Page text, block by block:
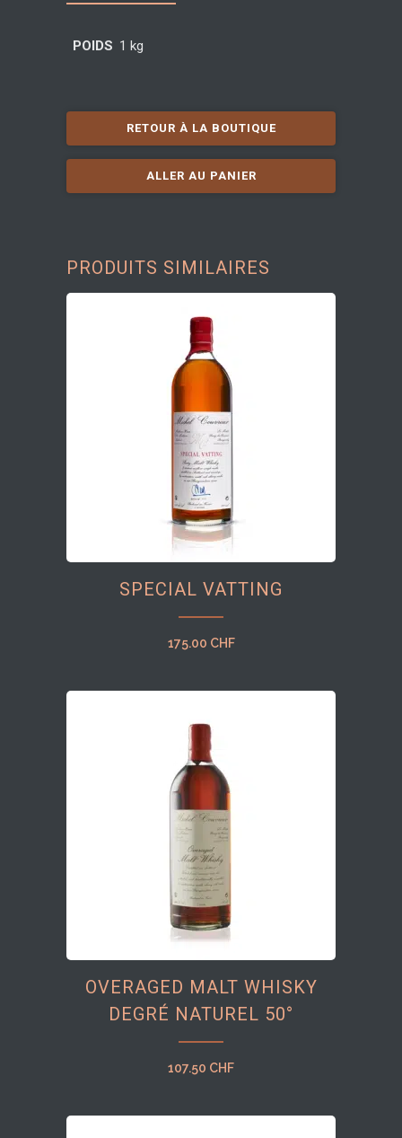
POIDS 1 kg
RETOUR À LA BOUTIQUE
ALLER AU PANIER
PRODUITS SIMILAIRES
SPECIAL VATTING
175.00 CHF
OVERAGED MALT WHISKY
DEGRÉ NATUREL 50°
107.50 CHF